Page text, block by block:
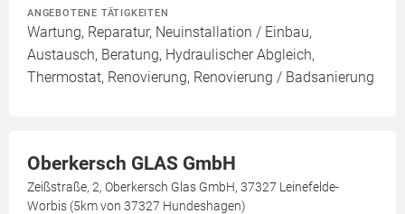
ANGEBOTENE TÄTIGKEITEN
Wartung, Reparatur, Neuinstallation / Einbau,
Austausch, Beratung, Hydraulischer Abgleich,
Thermostat, Renovierung, Renovierung / Badsanierung
Oberkersch GLAS GmbH
Zeißstraße, 2, Oberkersch Glas GmbH, 37327 Leinefelde-
Worbis (5km von 37327 Hundeshagen)